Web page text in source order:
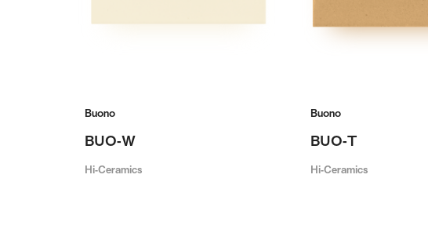
Buono
BUO-W
Hi-Ceramics
Buono
BUO-T
Hi-Ceramics